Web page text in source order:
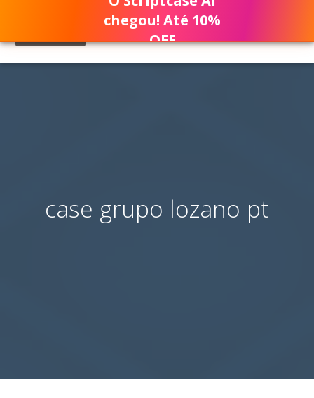
case grupo lozano pt
chegou! Até 10%
OFF